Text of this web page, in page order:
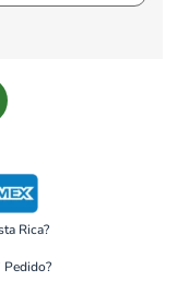
Rica?
Pedido?